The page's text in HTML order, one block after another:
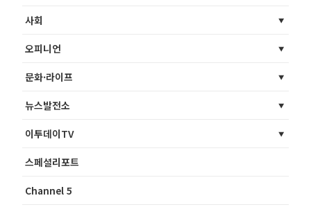
사회
오피니언
문화·라이프
뉴스발전소
이투데이TV
스페셜리포트
Channel 5